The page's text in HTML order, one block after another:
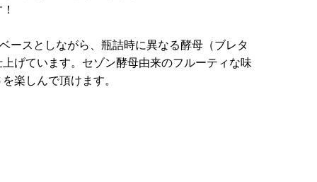
ースとしながら、瓶詰時に異なる酵母（ブレタ
げています。セゾン酵母由来のフルーティな味
楽しんで頂けます。